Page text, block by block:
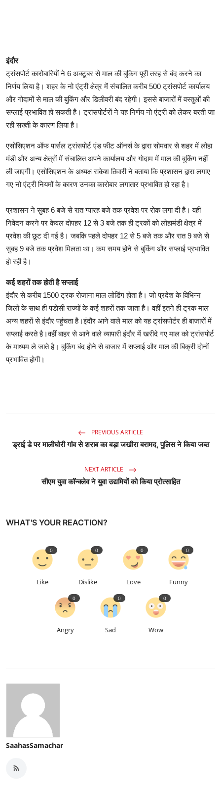
इंदौर
ट्रांसपोर्ट कारोबारियों ने 6 अक्टूबर से माल की बुकिग पूरी तरह से बंद करने का
निर्णय लिया है। शहर के नो एंट्री क्षेत्र में संचालित करीब 500 ट्रांसपोर्ट कार्यालय
और गोदामों से माल की बुकिंग और डिलीवरी बंद रहेगी। इससे बाजारों में वस्तुओं की
सप्लाई प्रभावित हो सकती है। ट्रांसपोर्टरों ने यह निर्णय नो एंट्री को लेकर बरती जा
रही सख्ती के कारण लिया है।
एसोसिएशन ऑफ पार्सल ट्रांसपोर्ट एंड फीट ऑनर्स के द्वारा सोमवार से शहर में लोहा
मंडी और अन्य क्षेत्रों में संचालित अपने कार्यालय और गाेदाम में माल की बुकिंग नहीं
ली जाएगी। एसोसिएशन के अध्यक्ष राकेश तिवारी ने बताया कि प्रशासन द्वारा लगाए
गए नो एंट्री नियमों के कारण उनका कारोबार लगातार प्रभावित हो रहा है।
प्रशासन ने सुबह 6 बजे से रात ग्यारह बजे तक प्रवेश पर रोक लगा दी है। वहीं
निवेदन करने पर केवल दोपहर 12 से 3 बजे तक ही ट्रकों को लोहामंडी क्षेत्र में
प्रवेश की छूट दी गई है। जबकि पहले दोपहर 12 से 5 बजे तक और रात 9 बजे से
सुबह 9 बजे तक प्रवेश मिलता था। कम समय होने से बुकिंग और सप्लाई प्रभावित
हो रही है।
कई शहरों तक होती है सप्लाई
इंदौर से करीब 1500 ट्रक रोजाना माल लोडिंग होता है। जो प्रदेश के विभिन्न
जिलों के साथ ही पडा़ेसी राज्यों के कई शहरों तक जाता है। वहीं इतने ही ट्रक माल
अन्य शहरों से इंदौर पहुंचता है।इंदौर आने वाले माल को यह ट्रांंसपोर्टर ही बाजारों में
सप्लाई करते है।वहीं बाहर से आने वाले व्यापारी इंदौर में खरीदे गए माल को ट्रांसपोर्ट
के माध्यम ले जाते है। बुकिंग बंद होने से बाजार में सप्लाई और माल की बिक्री दोनों
प्रभावित होगी।
PREVIOUS ARTICLE
ड्राई डे पर मालीघोरी गांव से शराब का बड़ा जखीरा बरामद, पुलिस ने किया जब्त
NEXT ARTICLE
सीएम युवा कॉन्क्लेव ने युवा उद्यमियों को किया प्रोत्साहित
WHAT'S YOUR REACTION?
Like
0
Dislike
0
Love
0
Funny
0
Angry
0
Sad
0
Wow
0
SaahasSamachar